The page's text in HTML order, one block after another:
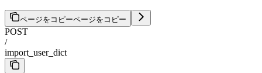
ページをコピーページをコピー
POST
/
import_user_dict